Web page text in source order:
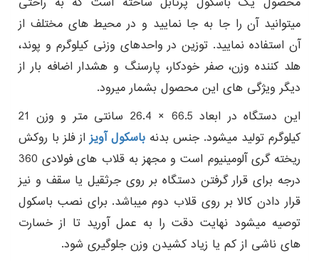
میتوانید آن را جا به جا نمایید و در محیط های مختلف از
آن استفاده نمایید. توزین در واحدهای وزنی کیلوگرم و پوند،
هلد کننده وزن، صفر خودکار، پارسنگ و هشدار اضافه بار از
دیگر ویژگی های این محصول بشمار میرود.
این دستگاه در ابعاد 66.5 × 26.4 سانتی متر و وزن 21
کیلوگرم تولید میشود. جنس بدنه باسکول آویزاز فلز با روکش
ریخته گری آلومینیوم است و مجهز به قلاب های فولادی 360
درجه برای قرار گرفتن دستگاه بر روی جرثقیل یا سقف و نیز
قرار دادن کالا بر روی قلاب دوم میباشد. برای نصب باسکول
توصیه میشود نهایت دقت را به عمل آورید تا از خسارت
های ناشی از کم یا زیاد کشیدن وزن جلوگیری شود.